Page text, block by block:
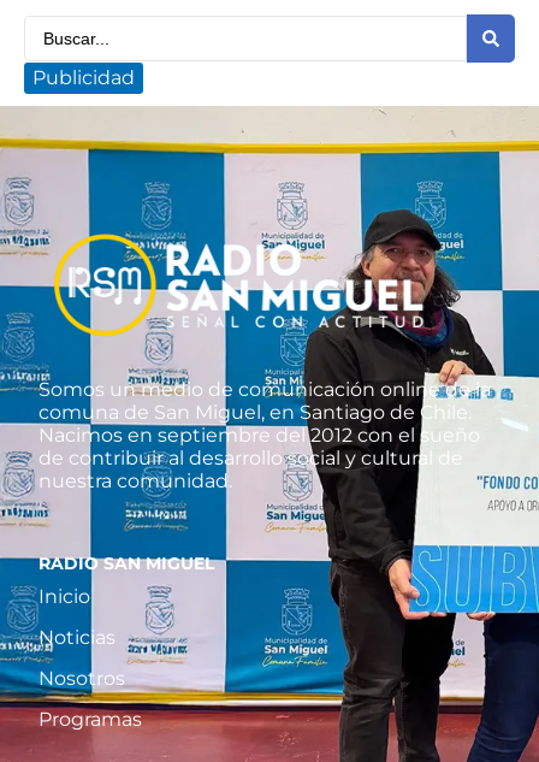
Publicidad
Somos un medio de comunicación online de la
comuna de San Miguel, en Santiago de Chile.
Nacimos en septiembre del 2012 con el sueño
de contribuir al desarrollo social y cultural de
nuestra comunidad.
RADIO SAN MIGUEL
Inicio
Noticias
Nosotros
Programas